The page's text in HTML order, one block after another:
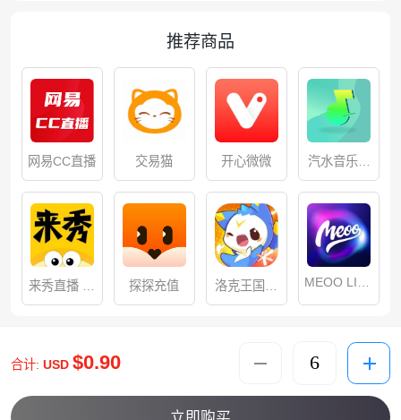
推荐商品
网易CC直播 交易猫 开心微微
汽水音乐会
员
来秀直播 充
值
探探充值
洛克王国：
世界
MEOO LIVE
合计: USD $0.90